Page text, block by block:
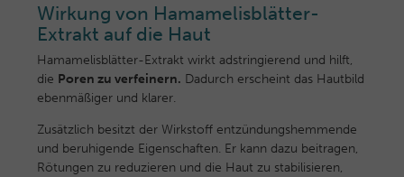
Wirkung von Hamamelisblätter-
Extrakt auf die Haut
Hamamelisblätter-Extrakt wirkt adstringierend und hilft,
die Poren zu verfeinern. Dadurch erscheint das Hautbild
ebenmäßiger und klarer.
Zusätzlich besitzt der Wirkstoff entzündungshemmende
und beruhigende Eigenschaften. Er kann dazu beitragen,
Rötungen zu reduzieren und die Haut zu stabilisieren,